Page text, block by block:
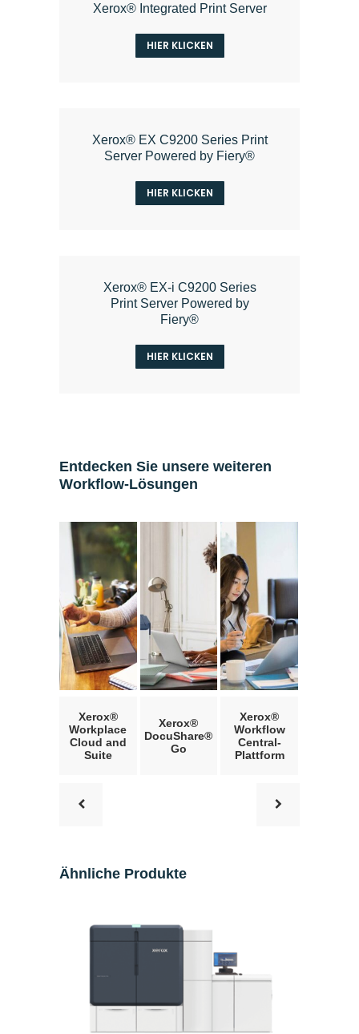
Xerox® Integrated Print Server
HIER KLICKEN
Xerox® EX C9200 Series Print
Server Powered by Fiery®
HIER KLICKEN
Xerox® EX-i C9200 Series
Print Server Powered by
Fiery®
HIER KLICKEN
Entdecken Sie unsere weiteren
Workflow-Lösungen
Xerox®
Workplace
Cloud and
Suite
Xerox®
DocuShare®
Go
Xerox®
Workflow
Central-
Plattform
Ähnliche Produkte